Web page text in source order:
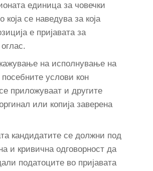
единица за човечки
која се наведува за која
е пријавата за
на исполнување на
услови кон
приложуваат и другите
или копија заверена
кандидатите се должни под
и кривична одговорност да
податоците во пријавата